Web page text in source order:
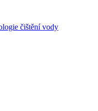
čištění vody